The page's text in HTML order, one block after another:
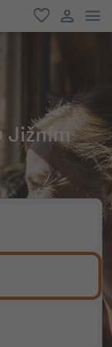
oblíbené
Jižním